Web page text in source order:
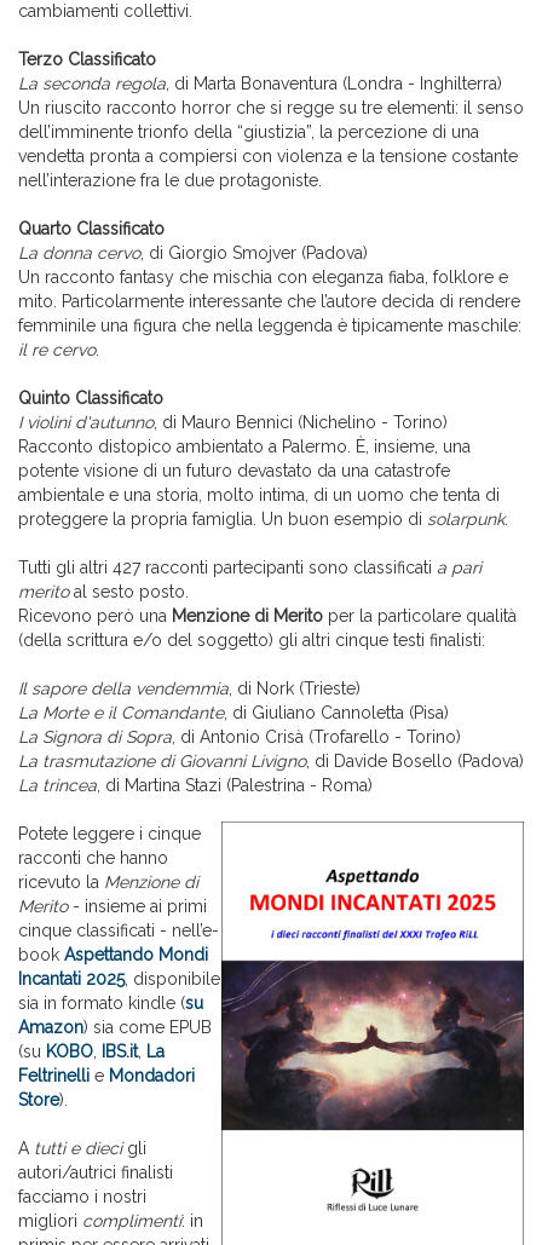
cambiamenti collettivi.
Terzo Classificato
La seconda regola , di Marta Bonaventura (Londra - Inghilterra)
Un riuscito racconto horror che si regge su tre elementi: il senso
dell’imminente trionfo della “giustizia”, la percezione di una
vendetta pronta a compiersi con violenza e la tensione costante
nell’interazione fra le due protagoniste.
Quarto Classificato
La donna cervo, di Giorgio Smojver (Padova)
Un racconto fantasy che mischia con eleganza fiaba, folklore e
mito. Particolarmente interessante che l’autore decida di rendere
femminile una figura che nella leggenda è tipicamente maschile:
il re cervo.
Quinto Classificato
I violini d'autunno, di Mauro Bennici (Nichelino - Torino)
Racconto distopico ambientato a Palermo. È, insieme, una
potente visione di un futuro devastato da una catastrofe
ambientale e una storia, molto intima, di un uomo che tenta di
proteggere la propria famiglia. Un buon esempio di solarpunk.
Tutti gli altri 427 racconti partecipanti sono classificati a pari
meritoal sesto posto.
Ricevono però una Menzione di Merito per la particolare qualità
(della scrittura e/o del soggetto) gli altri cinque testi finalisti:
Il sapore della vendemmia , di Nork (Trieste)
La Morte e il Comandante, di Giuliano Cannoletta (Pisa)
La Signora di Sopra , di Antonio Crisà (Trofarello - Torino)
La trasmutazione di Giovanni Livigno, di Davide Bosello (Padova)
La trincea , di Martina Stazi (Palestrina - Roma)
Potete leggere i cinque
racconti che hanno
ricevuto la Menzione di
Merito- insieme ai primi
cinque classificati - nell’e-
book Aspettando Mondi
Incantati 2025, disponibile
sia in formato kindle (su
Amazon) sia come EPUB
(su KOBO IBS.it, La
Feltrinelli e Mondadori
Store).
A tutti e diecigli
autori/autrici finalisti
facciamo i nostri
migliori complimenti: in